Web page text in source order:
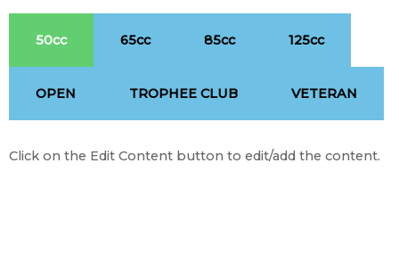
50cc 65cc 85cc 125cc
OPEN TROPHEE CLUB VETERAN
Click on the Edit Content button to edit/add the content.